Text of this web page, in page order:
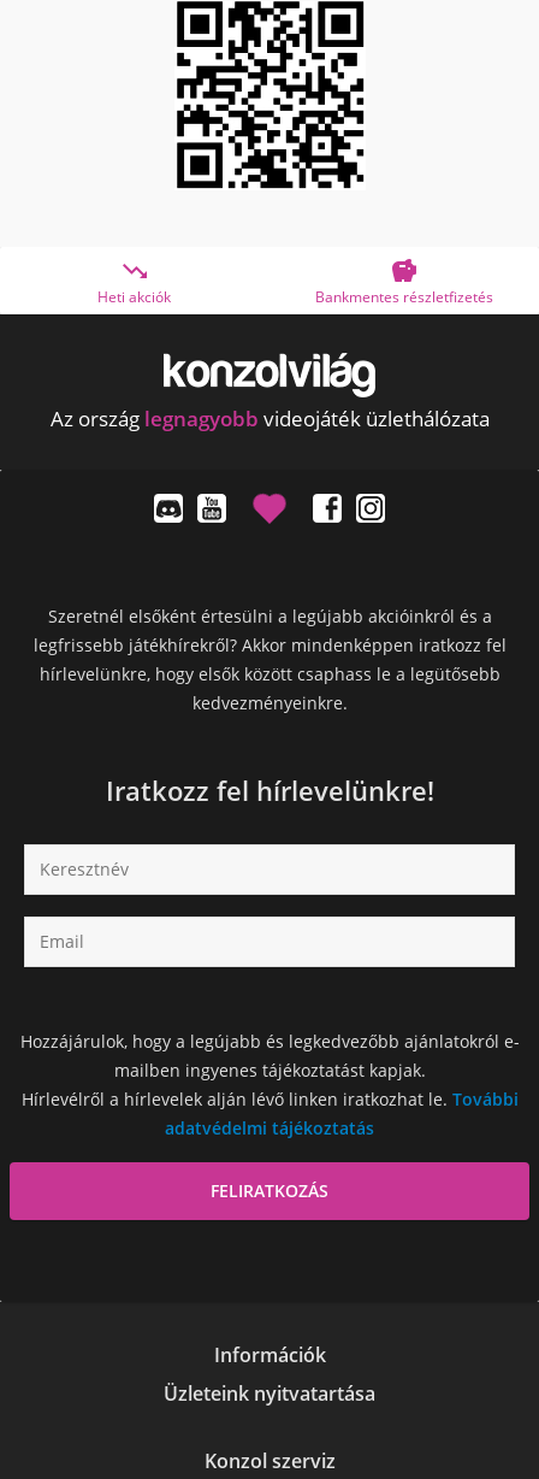
Bankmentes részletfizetés OTP
Az ország legnagyobb videojáték üzlethálózata
Szeretnél elsőként értesülni a legújabb akcióinkról és a
legfrissebb játékhírekről? Akkor mindenképpen iratkozz fel
hírlevelünkre, hogy elsők között csaphass le a legütősebb
kedvezményeinkre.
Iratkozz fel hírlevelünkre!
Hozzájárulok, hogy a legújabb és legkedvezőbb ajánlatokról e-
mailben ingyenes tájékoztatást kapjak.
Hírlevélről a hírlevelek alján lévő linken iratkozhat le. További
adatvédelmi tájékoztatás
Információk
Üzleteink nyitvatartása
Konzol szerviz